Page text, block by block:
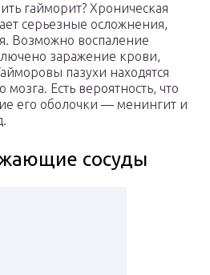
гайморит? Хроническая
серьезные осложнения,
Возможно воспаление
заражение крови,
пазухи находятся
мозга. Есть вероятность, что
его оболочки — менингит и
сосуды